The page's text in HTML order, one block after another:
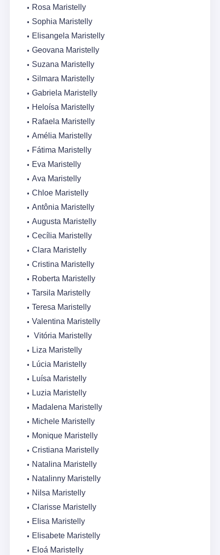
Rosa Maristelly
Sophia Maristelly
Elisangela Maristelly
Geovana Maristelly
Suzana Maristelly
Silmara Maristelly
Gabriela Maristelly
Heloísa Maristelly
Rafaela Maristelly
Amélia Maristelly
Fátima Maristelly
Eva Maristelly
Ava Maristelly
Chloe Maristelly
Antônia Maristelly
Augusta Maristelly
Cecília Maristelly
Clara Maristelly
Cristina Maristelly
Roberta Maristelly
Tarsila Maristelly
Teresa Maristelly
Valentina Maristelly
Vitória Maristelly
Liza Maristelly
Lúcia Maristelly
Luísa Maristelly
Luzia Maristelly
Madalena Maristelly
Michele Maristelly
Monique Maristelly
Cristiana Maristelly
Natalina Maristelly
Natalinny Maristelly
Nilsa Maristelly
Clarisse Maristelly
Elisa Maristelly
Elisabete Maristelly
Eloá Maristelly